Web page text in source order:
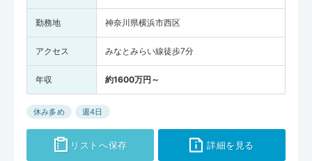
勤務地 神奈川県横浜市西区
アクセス みなとみらい線徒歩7分
年収 約1600万円～
休み多め 週4日
リストへ保存 詳細を見る